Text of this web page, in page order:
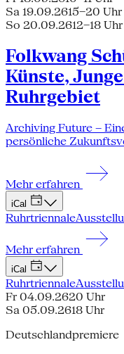
Sa 19.09.2615–20 Uhr
So 20.09.2612–18 Uhr
Folkwang
Künste,
Ruhrgebiet
Archiving Future –
persönliche
Mehr erfahren
iCal
Ruhrtriennale
Mehr erfahren
iCal
Ruhrtriennale
Fr 04.09.2620 Uhr
Sa 05.09.2618 Uhr
Deutschlandpremiere